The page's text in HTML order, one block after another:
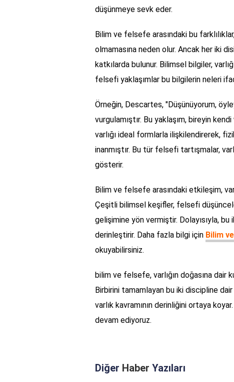
düşünmeye sevk eder.
Bilim ve felsefe arasındaki bu
olmamasına neden olur. Ancak her iki
katkılarda bulunur. Bilimsel bilgiler,
felsefi yaklaşımlar bu bilgilerin neleri
Örneğin, Descartes, "Düşünüyorum,
vurgulamıştır. Bu yaklaşım, bireyin
varlığı ideal formlarla ilişkilendirerek,
inanmıştır. Bu tür felsefi tartışmalar,
gösterir.
Bilim ve felsefe arasındaki etkileşim,
Çeşitli bilimsel keşifler, felsefi
gelişimine yön vermiştir. Dolayısıyla, bu
derinleştirir. Daha fazla bilgi için Bilim
okuyabilirsiniz.
bilim ve felsefe, varlığın doğasına dair
Birbirini tamamlayan bu iki discipline
varlık kavramının derinliğini ortaya
devam ediyoruz.
Diğer Haber Yazıları